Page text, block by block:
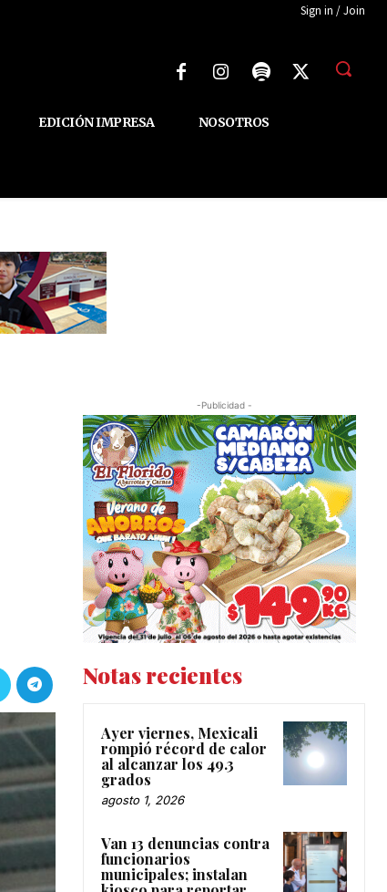
Sign in / Join
EDICIÓN IMPRESA NOSOTROS
-Publicidad -
Notas recientes
Ayer viernes, Mexicali
rompió récord de calor
al alcanzar los 49.3
grados
agosto 1, 2026
Van 13 denuncias contra
funcionarios
municipales; instalan